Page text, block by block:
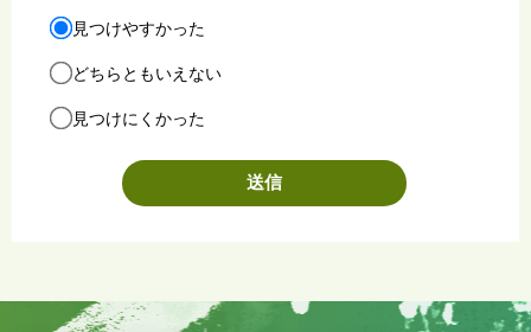
見つけやすかった
どちらともいえない
見つけにくかった